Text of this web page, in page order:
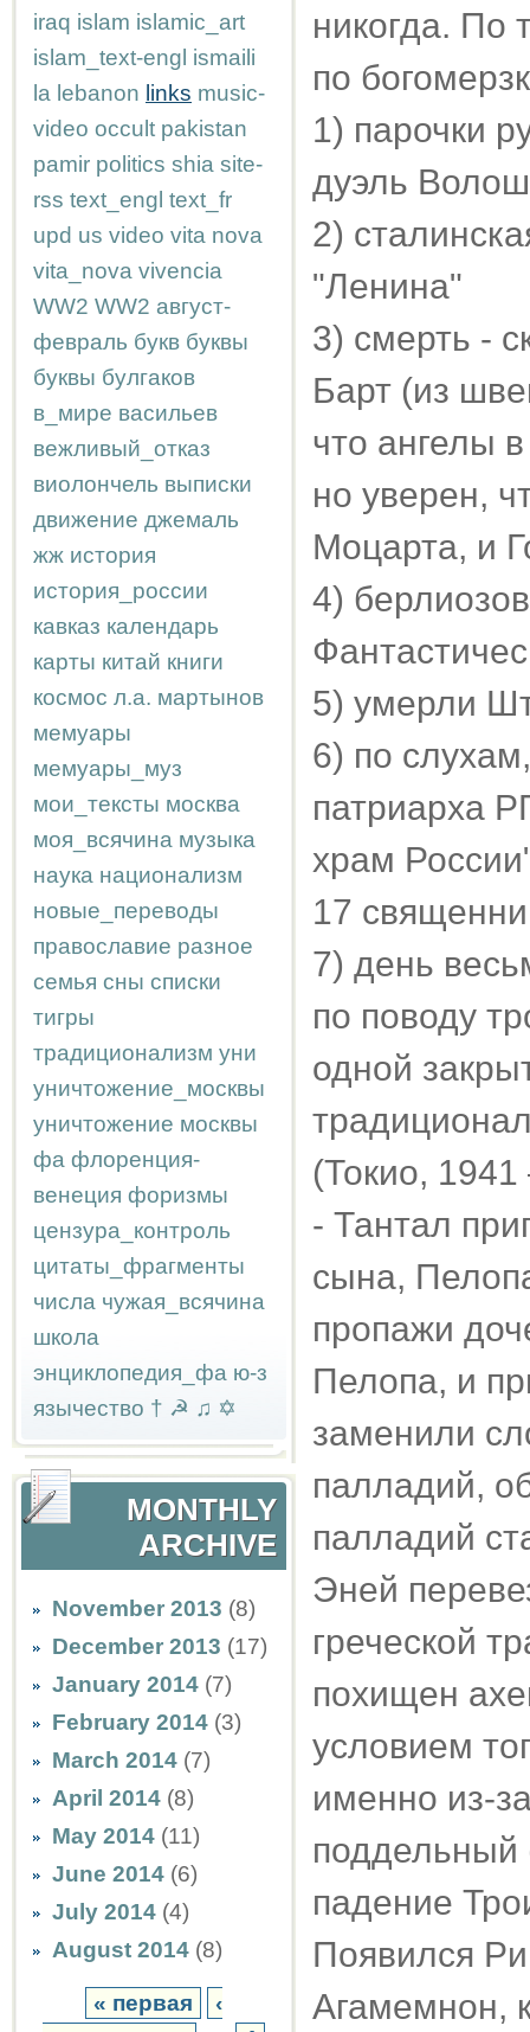
iraq islam islamic_art
islam_text-engl ismaili
la lebanon links music-
video occult pakistan
pamir politics shia site-
rss text_engl text_fr
upd us video vita nova
vita_nova vivencia
WW2 WW2 август-
февраль букв буквы
буквы булгаков
в_мире васильев
вежливый_отказ
виолончель выписки
движение джемаль
жж история
история_россии
кавказ календарь
карты китай книги
космос л.а. мартынов
мемуары
мемуары_муз
мои_тексты москва
моя_всячина музыка
наука национализм
новые_переводы
православие разное
семья сны списки
тигры
традиционализм уни
уничтожение_москвы
уничтожение москвы
фа флоренция-
венеция форизмы
цензура_контроль
цитаты_фрагменты
числа чужая_всячина
школа
энциклопедия_фа ю-з
язычество † ☭ ♫ ✡
MONTHLY
ARCHIVE
November 2013 (8)
December 2013 (17)
January 2014 (7)
February 2014 (3)
March 2014 (7)
April 2014 (8)
May 2014 (11)
June 2014 (6)
July 2014 (4)
August 2014 (8)
« первая
‹
никогда. По
по
1) парочки
дуэль
2)
"Ленина"
3) смерть -
Барт (из
что ангелы
но уверен,
Моцарта, и
4)
5) умерли
6) по
патриарха
храм
17
7) день
по поводу
одной
(Токио,
- Тантал
сына,
пропажи
Пелопа, и
заменили
палладий,
палладий
Эней
греческой
похищен
условием
именно из-
падение
Появился
Агамемнон,